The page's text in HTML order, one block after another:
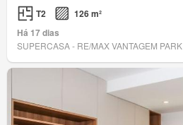
T2
126 m²
Há 17 dias
SUPERCASA - RE/MAX VANTAGEM PARK